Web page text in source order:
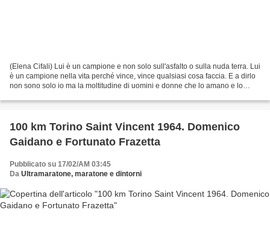
(Elena Cifali) Lui è un campione e non solo sull'asfalto o sulla nuda terra. Lui
è un campione nella vita perché vince, vince qualsiasi cosa faccia. E a dirlo
non sono solo io ma la moltitudine di uomini e donne che lo amano e lo
100 km Torino Saint Vincent 1964. Domenico
Gaidano e Fortunato Frazetta
Pubblicato su 17/02/AM 03:45
Da Ultramaratone, maratone e dintorni